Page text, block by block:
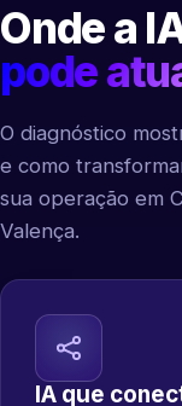
Onde a
pode
O diagnóstico
e como
sua operação em
Valença.
IA que